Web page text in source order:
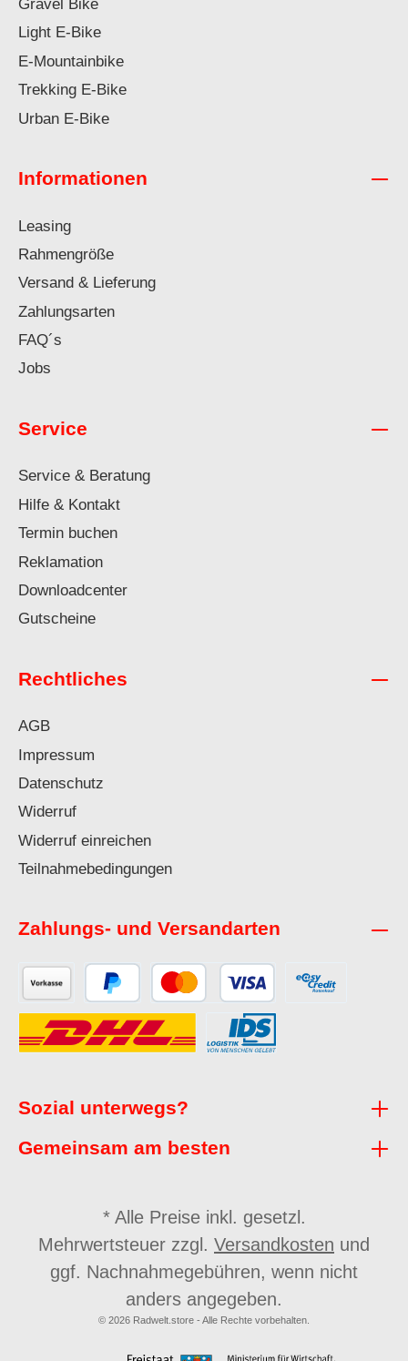
Gravel Bike
Light E-Bike
E-Mountainbike
Trekking E-Bike
Urban E-Bike
Informationen
Leasing
Rahmengröße
Versand & Lieferung
Zahlungsarten
FAQ´s
Jobs
Service
Service & Beratung
Hilfe & Kontakt
Termin buchen
Reklamation
Downloadcenter
Gutscheine
Rechtliches
AGB
Impressum
Datenschutz
Widerruf
Widerruf einreichen
Teilnahmebedingungen
Zahlungs- und Versandarten
Sozial unterwegs?
Gemeinsam am besten
* Alle Preise inkl. gesetzl.
Mehrwertsteuer zzgl. Versandkosten und
ggf. Nachnahmegebühren, wenn nicht
anders angegeben.
© 2026 Radwelt.store - Alle Rechte vorbehalten.